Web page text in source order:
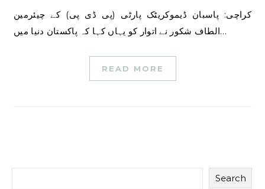
کراچی: پاسبان ڈیموکریٹک پارٹی (پی ڈی پی) کے چیئرمین
الطاف شکور نے اتوار کو یہاں کہا کہ پاکستان دنیا میں…
READ MORE
Search